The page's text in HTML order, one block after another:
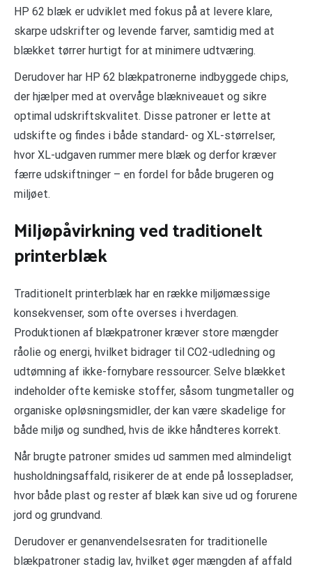
HP 62 blæk er udviklet med fokus på at levere klare,
skarpe udskrifter og levende farver, samtidig med at
blækket tørrer hurtigt for at minimere udtværing.
Derudover har HP 62 blækpatronerne indbyggede chips,
der hjælper med at overvåge blækniveauet og sikre
optimal udskriftskvalitet. Disse patroner er lette at
udskifte og findes i både standard- og XL-størrelser,
hvor XL-udgaven rummer mere blæk og derfor kræver
færre udskiftninger – en fordel for både brugeren og
miljøet.
Miljøpåvirkning ved traditionelt
printerblæk
Traditionelt printerblæk har en række miljømæssige
konsekvenser, som ofte overses i hverdagen.
Produktionen af blækpatroner kræver store mængder
råolie og energi, hvilket bidrager til CO2-udledning og
udtømning af ikke-fornybare ressourcer. Selve blækket
indeholder ofte kemiske stoffer, såsom tungmetaller og
organiske opløsningsmidler, der kan være skadelige for
både miljø og sundhed, hvis de ikke håndteres korrekt.
Når brugte patroner smides ud sammen med almindeligt
husholdningsaffald, risikerer de at ende på lossepladser,
hvor både plast og rester af blæk kan sive ud og forurene
jord og grundvand.
Derudover er genanvendelsesraten for traditionelle
blækpatroner stadig lav, hvilket øger mængden af affald